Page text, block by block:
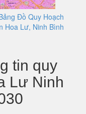
Đồ Quy Hoạch
Hoa Lư, Ninh Bình
tin quy
Lư Ninh